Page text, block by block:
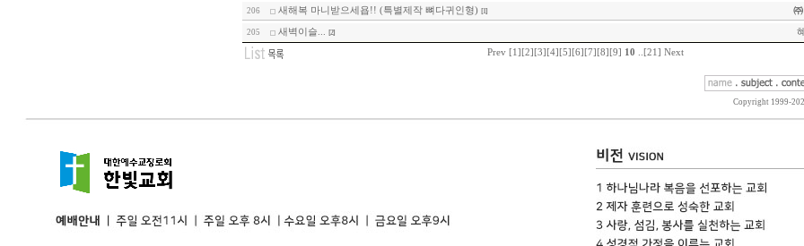
206 새해복 마니받으세욥!! (특별제작 뼈다귀인형) [1]
205 새벽이슬... [2]
Prev [1] [2] [3] [4] [5] [6] [7] [8] [9] 10 [21] Next
Copyright 1999-